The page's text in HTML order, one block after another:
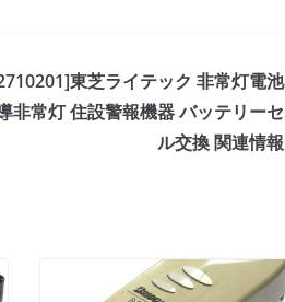
東芝ライテック 非常灯電池
非常灯 住設警報機器 バッテリーセ
ル交換 関連情報